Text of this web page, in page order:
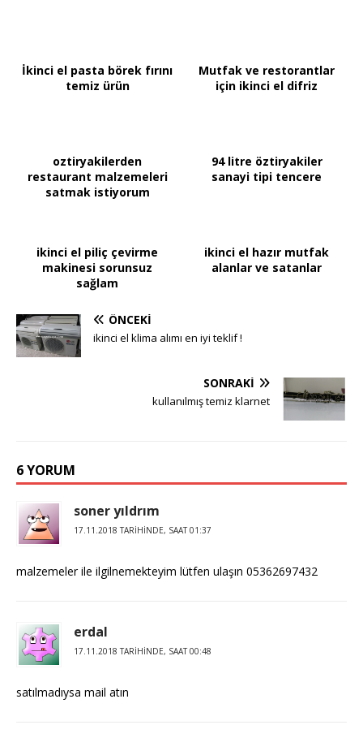
İkinci el pasta börek fırını
temiz ürün
Mutfak ve restorantlar
için ikinci el difriz
oztiryakilerden
restaurant malzemeleri
satmak istiyorum
94 litre öztiryakiler
sanayi tipi tencere
ikinci el piliç çevirme
makinesi sorunsuz
sağlam
ikinci el hazır mutfak
alanlar ve satanlar
ÖNCEKI
ikinci el klima alımı en iyi teklif !
SONRAKI
kullanılmış temiz klarnet
6 YORUM
soner yıldrım
17.11.2018 TARIHINDE, SAAT 01:37
malzemeler ile ilgilnemekteyim lütfen ulaşın 05362697432
erdal
17.11.2018 TARIHINDE, SAAT 00:48
satılmadıysa mail atın